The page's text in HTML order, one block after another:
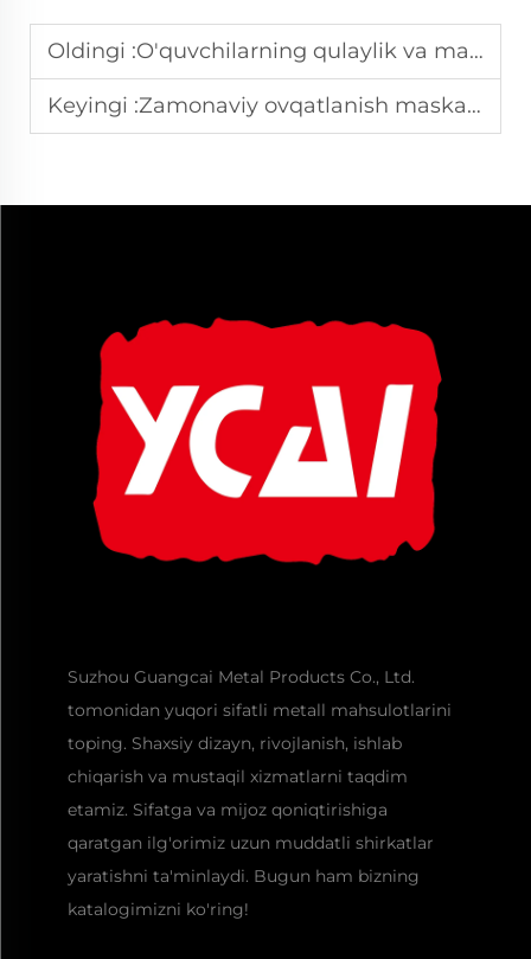
Oldingi :O'quvchilarning qulaylik va mahsuldarlik uchun eng yaxshi maktab partasini va stulini qanday tanlash kerak?
Keyingi :Zamonaviy ovqatlanish maskanlarida restoran mebellari dizaynining so'nggi tendentsiyalari qanday?
Suzhou Guangcai Metal Products Co., Ltd.
tomonidan yuqori sifatli metall mahsulotlarini
toping. Shaxsiy dizayn, rivojlanish, ishlab
chiqarish va mustaqil xizmatlarni taqdim
etamiz. Sifatga va mijoz qoniqtirishiga
qaratgan ilg'orimiz uzun muddatli shirkatlar
yaratishni ta'minlaydi. Bugun ham bizning
katalogimizni ko'ring!